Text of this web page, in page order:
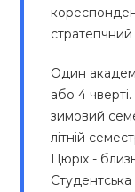
Один
або 4
зимовий
літній
Цюріх -
Студентська